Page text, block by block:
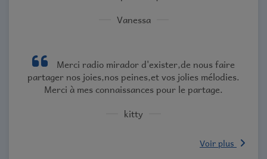
Vanessa
Merci radio mirador d'exister,de nous faire
partager nos joies,nos peines,et vos jolies mélodies.
Merci à mes connaissances pour le partage.
kitty
Voir plus